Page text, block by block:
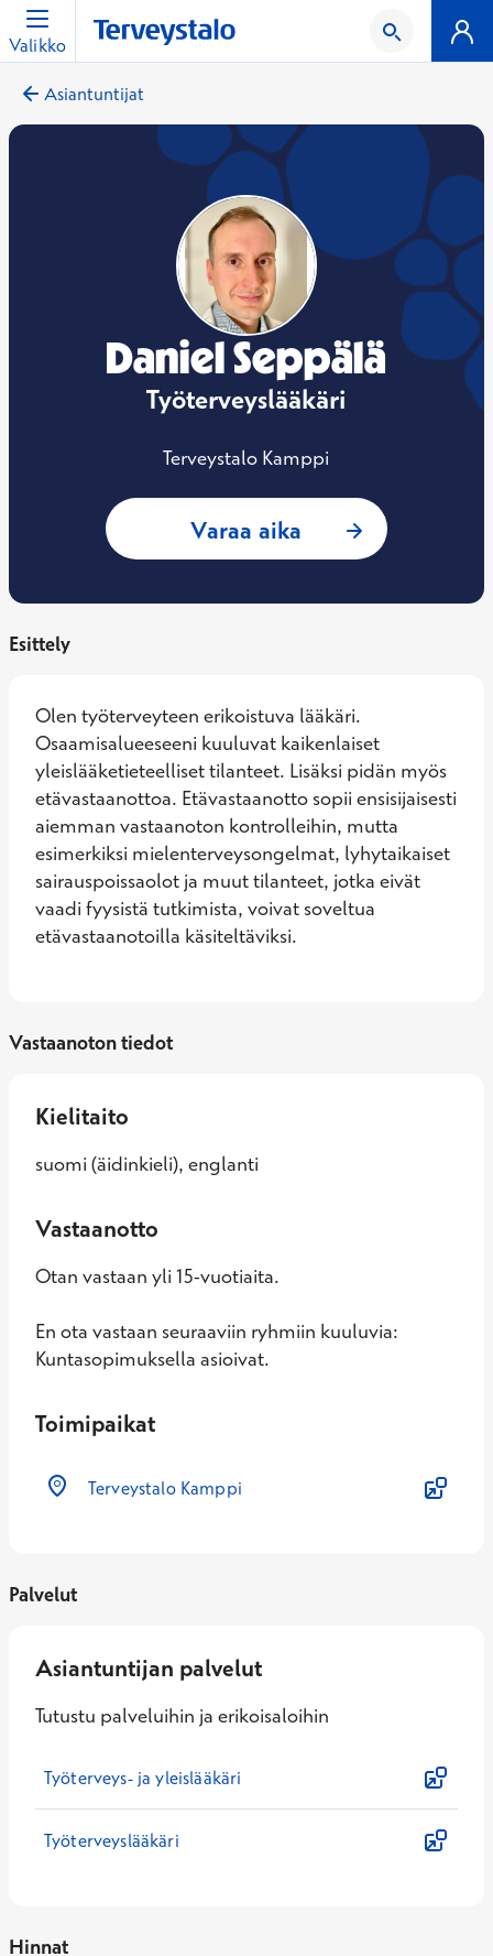
Valikko
Asiantuntijat
Daniel Seppälä
Työterveyslääkäri
Terveystalo Kamppi
Varaa aika : Daniel Seppälä,
Esittely
Olen työterveyteen erikoistuva lääkäri.
Osaamisalueeseeni kuuluvat kaikenlaiset
yleislääketieteelliset tilanteet. Lisäksi pidän myös
etävastaanottoa. Etävastaanotto sopii ensisijaisesti
aiemman vastaanoton kontrolleihin, mutta
esimerkiksi mielenterveysongelmat, lyhytaikaiset
sairauspoissaolot ja muut tilanteet, jotka eivät
vaadi fyysistä tutkimista, voivat soveltua
etävastaanotoilla käsiteltäviksi.
Vastaanoton tiedot
Kielitaito
suomi (äidinkieli), englanti
Vastaanotto
Otan vastaan yli 15-vuotiaita.
En ota vastaan seuraaviin ryhmiin kuuluvia:
Kuntasopimuksella asioivat.
Toimipaikat
Terveystalo Kamppi
Palvelut
Asiantuntijan palvelut
Tutustu palveluihin ja erikoisaloihin
Työterveys- ja yleislääkäri
Työterveyslääkäri
Hinnat